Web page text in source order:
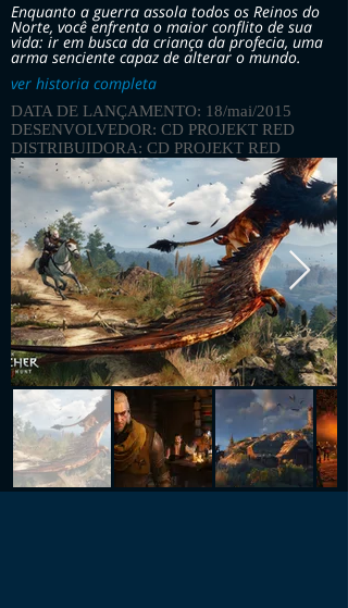
Enquanto a guerra assola todos os Reinos do
Norte, você enfrenta o maior conflito de sua
vida: ir em busca da criança da profecia, uma
arma senciente capaz de alterar o mundo.
ver historia completa
DATA DE LANÇAMENTO: 18/mai/2015
DESENVOLVEDOR: CD PROJEKT RED
DISTRIBUIDORA: CD PROJEKT RED